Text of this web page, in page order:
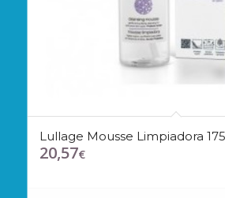
Lullage Mousse Limpiadora
20,57€